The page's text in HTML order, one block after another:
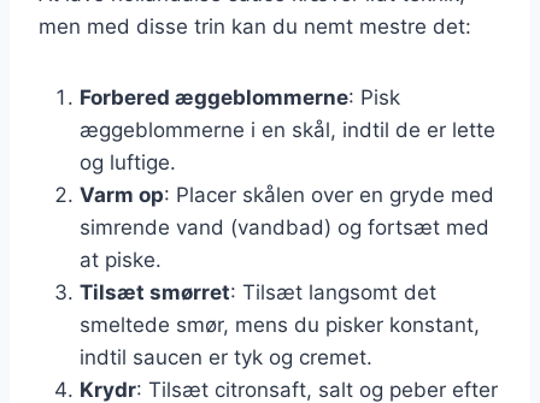
men med disse trin kan du nemt mestre det:
Forbered æggeblommerne: Pisk
æggeblommerne i en skål, indtil de er lette
og luftige.
Varm op: Placer skålen over en gryde med
simrende vand (vandbad) og fortsæt med
at piske.
Tilsæt smørret: Tilsæt langsomt det
smeltede smør, mens du pisker konstant,
indtil saucen er tyk og cremet.
Krydr: Tilsæt citronsaft, salt og peber efter